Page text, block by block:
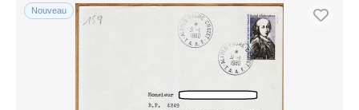
Appliquer
Nouveau